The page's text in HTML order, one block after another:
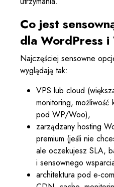
Co jest
dla WordPress i
Najczęściej sensowne
wyglądają tak:
VPS lub cloud
monitoring, możliwość
pod WP/Woo),
zarządzany hosting
premium (jeśli nie
ale oczekujesz SLA,
i sensownego
architektura pod e-